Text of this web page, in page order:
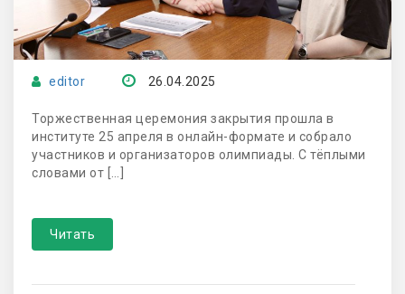
editor 26.04.2025
Торжественная церемония закрытия прошла в
институте 25 апреля в онлайн-формате и собрало
участников и организаторов олимпиады. С тёплыми
словами от […]
Читать